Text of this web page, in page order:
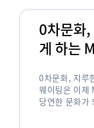
0차문화,
게 하는
0차문화, 지루
웨이팅은 이제
당연한 문화가